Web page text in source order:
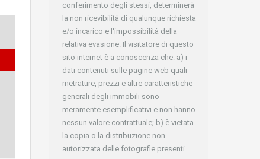
conferimento degli stessi, determinerà
la non ricevibilità di qualunque richiesta
e/o incarico e l'impossibilità della
relativa evasione. Il visitatore di questo
sito internet è a conoscenza che: a) i
dati contenuti sulle pagine web quali
metrature, prezzi e altre caratteristiche
generali degli immobili sono
meramente esemplificativi e non hanno
nessun valore contrattuale; b) è vietata
la copia o la distribuzione non
autorizzata delle fotografie presenti.